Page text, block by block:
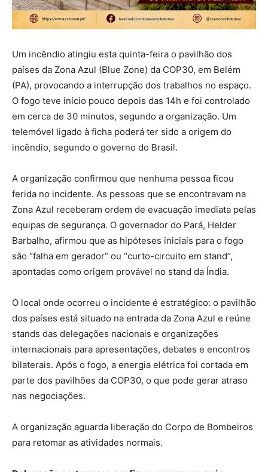
Um incêndio atingiu esta quinta-feira o pavilhão dos
países da Zona Azul (Blue Zone) da COP30, em Belém
(PA), provocando a interrupção dos trabalhos no espaço.
O fogo teve início pouco depois das 14h e foi controlado
em cerca de 30 minutos, segundo a organização. Um
telemóvel ligado à ficha poderá ter sido a origem do
incêndio, segundo o governo do Brasil.
A organização confirmou que nenhuma pessoa ficou
ferida no incidente. As pessoas que se encontravam na
Zona Azul receberam ordem de evacuação imediata pelas
equipas de segurança. O governador do Pará, Helder
Barbalho, afirmou que as hipóteses iniciais para o fogo
são “falha em gerador” ou “curto-circuito em stand”,
apontadas como origem provável no stand da Índia.
O local onde ocorreu o incidente é estratégico: o pavilhão
dos países está situado na entrada da Zona Azul e reúne
stands das delegações nacionais e organizações
internacionais para apresentações, debates e encontros
bilaterais. Após o fogo, a energia elétrica foi cortada em
parte dos pavilhões da COP30, o que pode gerar atraso
nas negociações.
A organização aguarda liberação do Corpo de Bombeiros
para retomar as atividades normais.